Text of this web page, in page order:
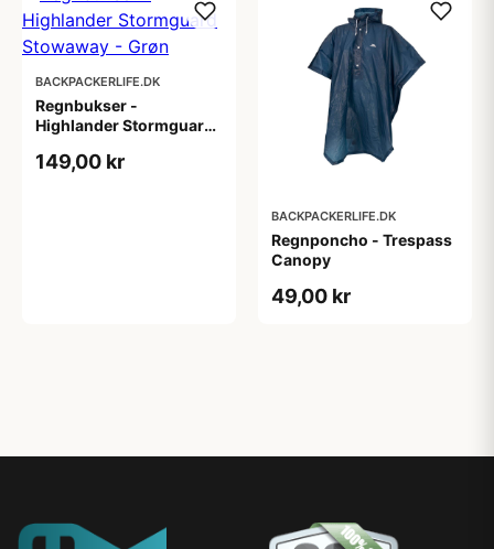
BACKPACKERLIFE.DK
Regnbukser -
Highlander Stormguard
149,00 kr
BACKPACKERLIFE.DK
Regnponcho - Trespass
Canopy
49,00 kr